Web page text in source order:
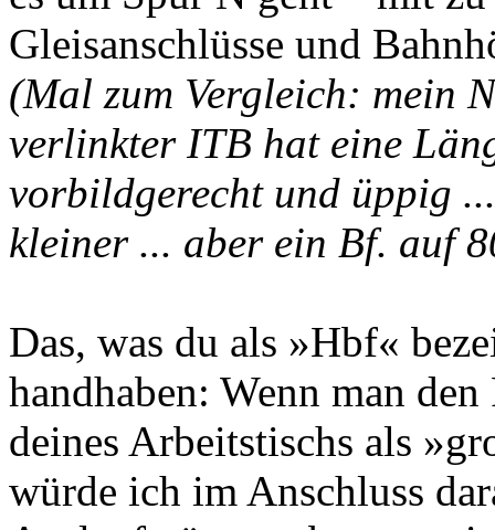
Gleisanschlüsse und
(Mal zum Vergleich: mein
verlinkter ITB hat eine
vorbildgerecht und üppig
kleiner ... aber ein Bf. auf
Das, was du als »Hbf«
handhaben: Wenn man
deines Arbeitstischs als
würde ich im Anschluss